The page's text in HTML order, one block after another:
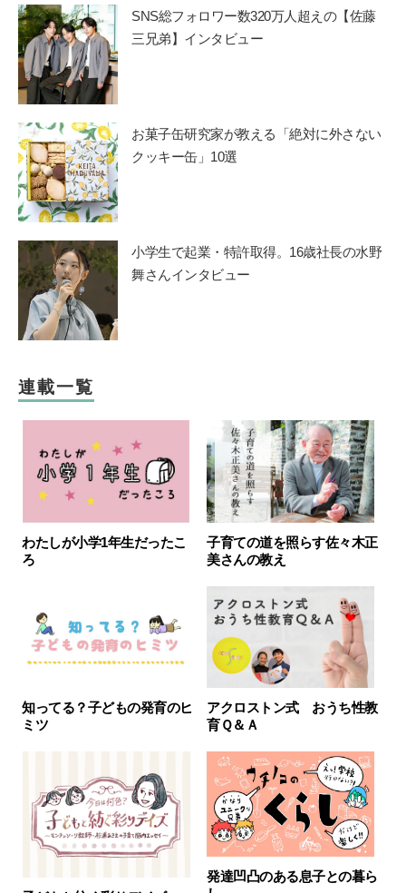
SNS総フォロワー数320万人超えの【佐藤
三兄弟】インタビュー
お菓子缶研究家が教える「絶対に外さない
クッキー缶」10選
小学生で起業・特許取得。16歳社長の水野
舞さんインタビュー
連載一覧
わたしが小学1年生だったこ
ろ
子育ての道を照らす佐々木正
美さんの教え
知ってる？子どもの発育のヒ
ミツ
アクロストン式 おうち性教
育Ｑ＆Ａ
発達凹凸のある息子との暮ら